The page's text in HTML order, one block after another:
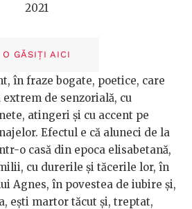
2021
O GĂSIȚI AICI
în fraze bogate, poetice, care
extrem de senzorială, cu
atingeri și cu accent pe
Efectul e că aluneci de la
o casă din epoca elisabetană,
cu durerile și tăcerile lor, în
Agnes, în povestea de iubire și,
ești martor tăcut și, treptat,